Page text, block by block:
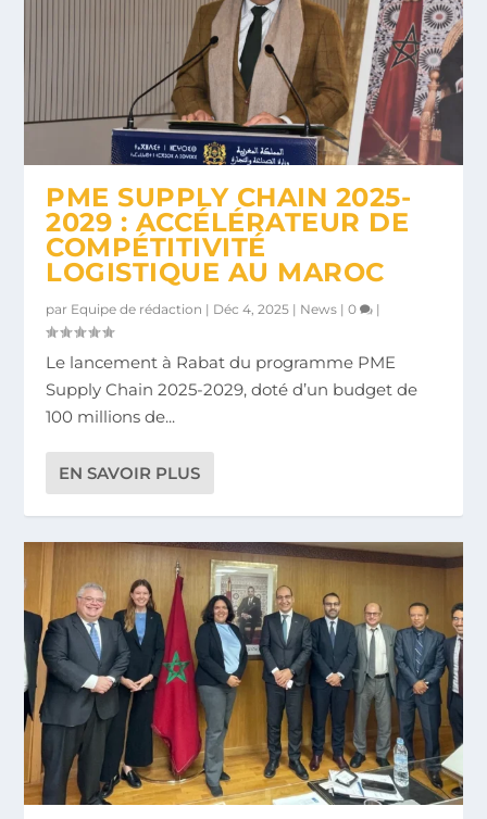
PME SUPPLY CHAIN 2025-
2029 : ACCÉLÉRATEUR DE
COMPÉTITIVITÉ
LOGISTIQUE AU MAROC
par Equipe de rédaction | Déc 4, 2025 | News |0 |
Le lancement à Rabat du programme PME
Supply Chain 2025-2029, doté d’un budget de
100 millions de...
EN SAVOIR PLUS